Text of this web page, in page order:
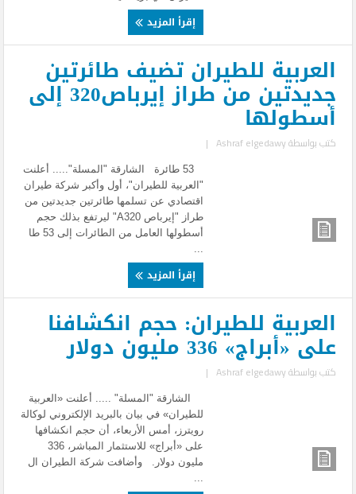
إقرأ المزيد
العربية للطيران تضيف طائرتين
جديدتين من طراز إيرباص320 إلى
أسطولها
كتب بواسطةAshraf elgedawy
|
53 طائرة الشارقة "المسلة"..... أعلنت
"العربية للطيران"، أول وأكبر شركة طيران
اقتصادي عن تسلمها طائرتين جديدتين من
طراز "إيرباص A320" ليرتفع بذلك حجم
أسطولها العامل من الطائرات إلى 53 طا
إقرأ المزيد
العربية للطيران: حجم انكشافنا
على «أبراج» 336 مليون دولار
كتب بواسطةAshraf elgedawy
|
الشارقة "المسلة" ..... أعلنت «العربية
للطيران» في بيان بالبريد الإلكتروني لوكالة
رويترز، أمس الأربعاء، أن حجم انكشافها
على «أبراج» للاستثمار المباشر، 336
مليون دولار. وأضافت شركة الطيران ال